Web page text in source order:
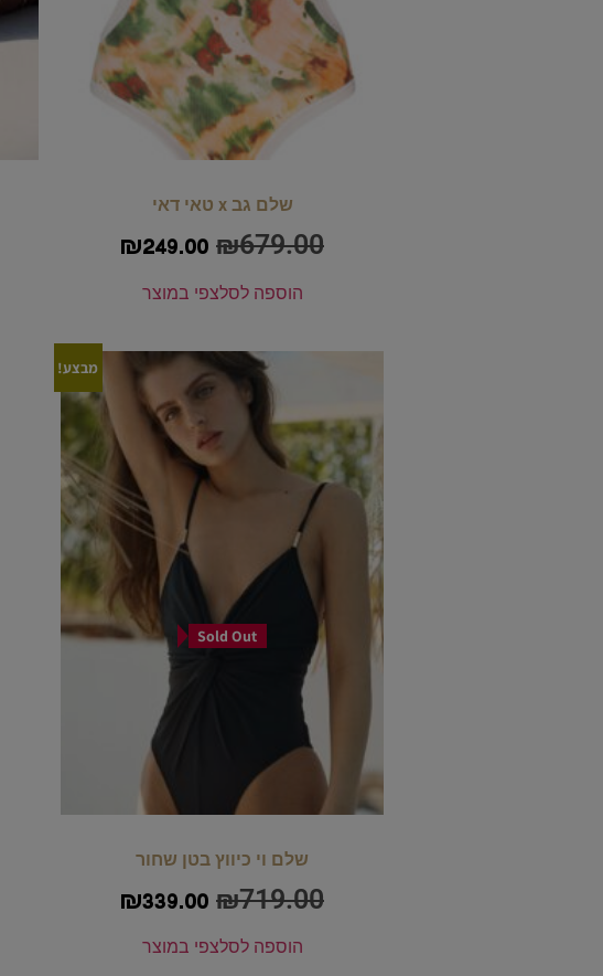
שלם גב x טאי דאי
₪679.00
₪249.00
הוספה לסלצפי במוצר
מבצע!
Sold Out
שלם וי כיווץ בטן שחור
₪719.00
₪339.00
הוספה לסלצפי במוצר